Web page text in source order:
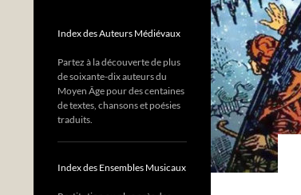
Index des Auteurs Médiévaux
Partez à la découverte de plus
de soixante-dix auteurs du
Moyen Âge pour des centaines
de textes, chansons et poésies
traduits.
Index des Ensembles Musicaux